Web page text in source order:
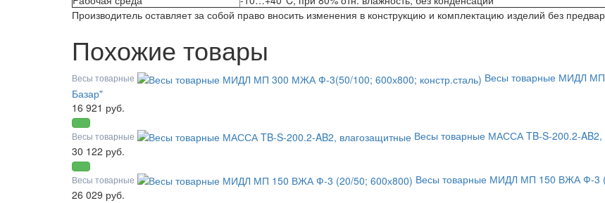
Производитель оставляет за собой право вносить изменения в конструкцию и комплектацию изделий без
Похожие товары
Весы товарные
Весы товарные МИДЛ МП
Базар"
16 921 руб.
Весы товарные
Весы товарные МАССА TB-S-200.2-AB2,
30 122 руб.
Весы товарные
Весы товарные МИДЛ МП 150 ВЖА Ф-3
26 029 руб.